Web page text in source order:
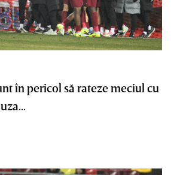
în pericol să rateze meciul cu